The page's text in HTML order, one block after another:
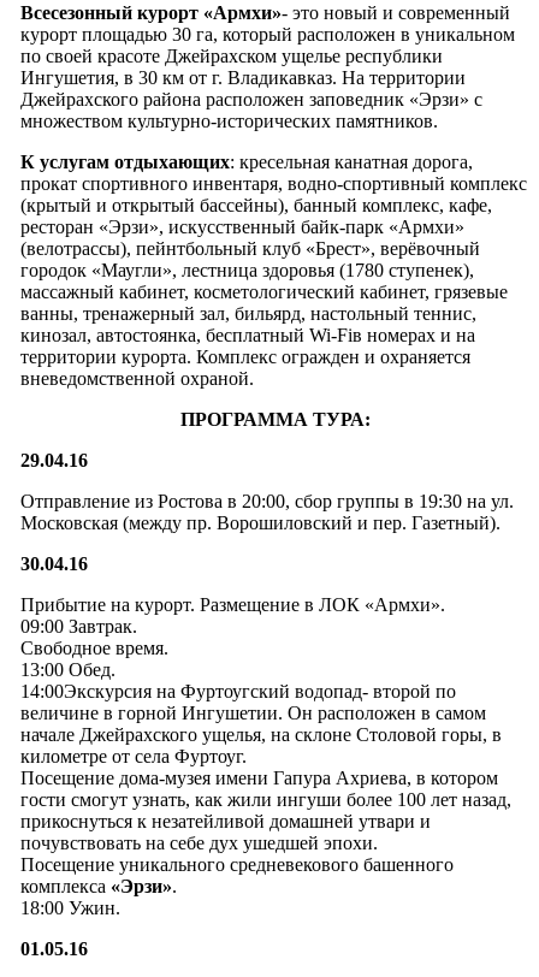
Всесезонный курорт «Армхи»- это новый и современный
курорт площадью 30 га, который расположен в уникальном
по своей красоте Джейрахском ущелье республики
Ингушетия, в 30 км от г. Владикавказ. На территории
Джейрахского района расположен заповедник «Эрзи» с
множеством культурно-исторических памятников.
К услугам отдыхающих: кресельная канатная дорога,
прокат спортивного инвентаря, водно-спортивный комплекс
(крытый и открытый бассейны), банный комплекс, кафе,
ресторан «Эрзи», искусственный байк-парк «Армхи»
(велотрассы), пейнтбольный клуб «Брест», верёвочный
городок «Маугли», лестница здоровья (1780 ступенек),
массажный кабинет, косметологический кабинет, грязевые
ванны, тренажерный зал, бильярд, настольный теннис,
кинозал, автостоянка, бесплатный Wi-Fiв номерах и на
территории курорта. Комплекс огражден и охраняется
вневедомственной охраной.
ПРОГРАММА ТУРА:
29.04.16
Отправление из Ростова в 20:00, сбор группы в 19:30 на ул.
Московская (между пр. Ворошиловский и пер. Газетный).
30.04.16
Прибытие на курорт. Размещение в ЛОК «Армхи».
09:00 Завтрак.
Свободное время.
13:00 Обед.
14:00Экскурсия на Фуртоугский водопад- второй по
величине в горной Ингушетии. Он расположен в самом
начале Джейрахского ущелья, на склоне Столовой горы, в
километре от села Фуртоуг.
Посещение дома-музея имени Гапура Ахриева, в котором
гости смогут узнать, как жили ингуши более 100 лет назад,
прикоснуться к незатейливой домашней утвари и
почувствовать на себе дух ушедшей эпохи.
Посещение уникального средневекового башенного
комплекса «Эрзи».
18:00 Ужин.
01.05.16